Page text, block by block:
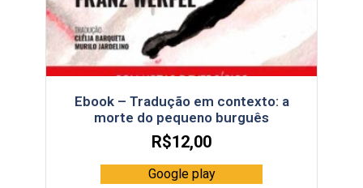
Ebook – Tradução em contexto: a
morte do pequeno burguês
R$12,00
Google play